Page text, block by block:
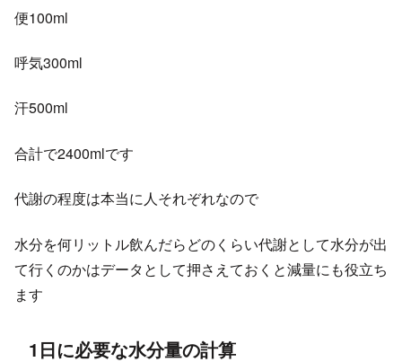
便100ml
呼気300ml
汗500ml
合計で2400mlです
代謝の程度は本当に人それぞれなので
水分を何リットル飲んだらどのくらい代謝として水分が出
て行くのかはデータとして押さえておくと減量にも役立ち
ます
1日に必要な水分量の計算